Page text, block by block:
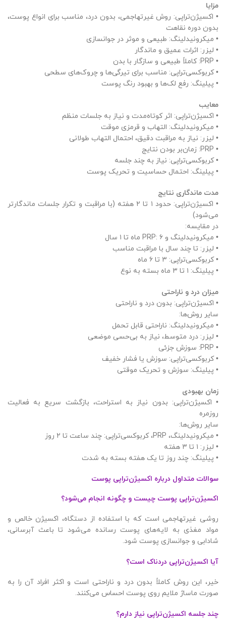
مزایا
• اکسیژن‌تراپی: روش غیرتهاجمی، بدون درد، مناسب برای انواع پوست،
بدون دوره نقاهت
• میکرونیدلینگ: طبیعی و موثر در جوانسازی
• لیزر: اثرات عمیق و ماندگار
• PRP: کاملاً طبیعی و سازگار با بدن
• کربوکسی‌تراپی: مناسب برای تیرگی‌ها و چروک‌های سطحی
• پیلینگ: رفع لک‌ها و بهبود رنگ پوست
معایب
• اکسیژن‌تراپی: اثر کوتاه‌مدت و نیاز به جلسات منظم
• میکرونیدلینگ: التهاب و قرمزی موقت
• لیزر: نیاز به مراقبت دقیق، احتمال التهاب طولانی
• PRP: زمان‌بر بودن نتایج
• کربوکسی‌تراپی: نیاز به چند جلسه
• پیلینگ: احتمال حساسیت و تحریک پوست
مدت ماندگاری نتایج
• اکسیژن‌تراپی: حدود ۱ تا ۲ هفته (با مراقبت و تکرار جلسات ماندگارتر
می‌شود)
در مقایسه:
• میکرونیدلینگ و PRP: ۶ ماه تا ۱ سال
• لیزر: تا چند سال با مراقبت مناسب
• کربوکسی‌تراپی: ۳ تا ۶ ماه
• پیلینگ: ۱ تا ۳ ماه بسته به نوع
میزان درد و ناراحتی
• اکسیژن‌تراپی: بدون درد و ناراحتی
سایر روش‌ها:
• میکرونیدلینگ: ناراحتی قابل تحمل
• لیزر: درد متوسط، نیاز به بی‌حسی موضعی
• PRP: سوزش جزئی
• کربوکسی‌تراپی: سوزش یا فشار خفیف
• پیلینگ: سوزش و تحریک موقتی
زمان بهبودی
• اکسیژن‌تراپی: بدون نیاز به استراحت، بازگشت سریع به فعالیت
روزمره
سایر روش‌ها:
• میکرونیدلینگ، PRP، کربوکسی‌تراپی: چند ساعت تا ۲ روز
• لیزر: ۱ تا ۳ هفته
• پیلینگ: چند روز تا یک هفته بسته به شدت
سوالات متداول درباره اکسیژن‌تراپی پوست
اکسیژن‌تراپی پوست چیست و چگونه انجام می‌شود؟
روشی غیرتهاجمی است که با استفاده از دستگاه، اکسیژن خالص و
مواد مغذی به لایه‌های پوست رسانده می‌شود تا باعث آبرسانی،
شادابی و جوانسازی پوست شود.
آیا اکسیژن‌تراپی دردناک است؟
خیر، این روش کاملاً بدون درد و ناراحتی است و اکثر افراد آن را به
صورت ماساژ ملایم روی پوست احساس می‌کنند.
چند جلسه اکسیژن‌تراپی نیاز دارم؟